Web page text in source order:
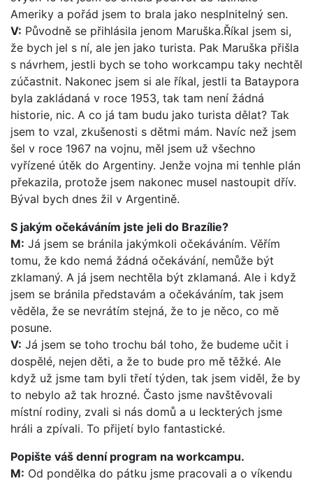
Ameriky a pořád jsem to brala jako nesplnitelný sen.
V: Původně se přihlásila jenom Maruška.Říkal jsem si,
že bych jel s ní, ale jen jako turista. Pak Maruška přišla
s návrhem, jestli bych se toho workcampu taky nechtěl
zúčastnit. Nakonec jsem si ale říkal, jestli ta Bataypora
byla zakládaná v roce 1953, tak tam není žádná
historie, nic. A co já tam budu jako turista dělat? Tak
jsem to vzal, zkušenosti s dětmi mám. Navíc než jsem
šel v roce 1967 na vojnu, měl jsem už všechno
vyřízené útěk do Argentiny. Jenže vojna mi tenhle plán
překazila, protože jsem nakonec musel nastoupit dřív.
Býval bych dnes žil v Argentině.
S jakým očekáváním jste jeli do Brazílie?
M: Já jsem se bránila jakýmkoli očekáváním. Věřím
tomu, že kdo nemá žádná očekávání, nemůže být
zklamaný. A já jsem nechtěla být zklamaná. Ale i když
jsem se bránila představám a očekáváním, tak jsem
věděla, že se nevrátím stejná, že to je něco, co mě
posune.
V: Já jsem se toho trochu bál toho, že budeme učit i
dospělé, nejen děti, a že to bude pro mě těžké. Ale
když už jsme tam byli třetí týden, tak jsem viděl, že by
to nebylo až tak hrozné. Často jsme navštěvovali
místní rodiny, zvali si nás domů a u leckterých jsme
hráli a zpívali. To přijetí bylo fantastické.
Popište váš denní program na workcampu.
M: Od pondělka do pátku jsme pracovali a o víkendu